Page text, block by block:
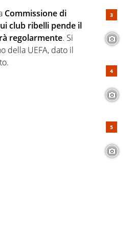
Commissione di
club ribelli pende il
regolarmente. Si
della UEFA, dato il